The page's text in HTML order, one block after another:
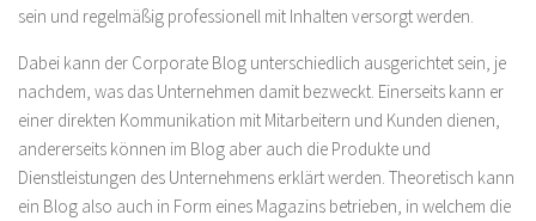
sein und regelmäßig professionell mit Inhalten versorgt werden.
Dabei kann der Corporate Blog unterschiedlich ausgerichtet sein, je
nachdem, was das Unternehmen damit bezweckt. Einerseits kann er
einer direkten Kommunikation mit Mitarbeitern und Kunden dienen,
andererseits können im Blog aber auch die Produkte und
Dienstleistungen des Unternehmens erklärt werden. Theoretisch kann
ein Blog also auch in Form eines Magazins betrieben, in welchem die